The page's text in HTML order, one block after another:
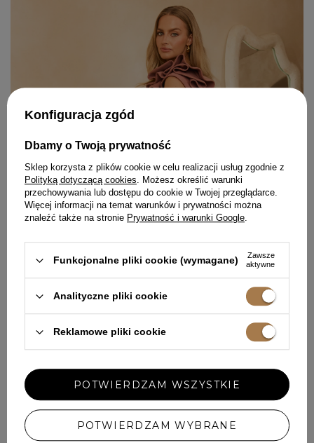
Konfiguracja zgód
Dbamy o Twoją prywatność
Sklep korzysta z plików cookie w celu realizacji usług zgodnie z
Polityką dotyczącą cookies. Możesz określić warunki
przechowywania lub dostępu do cookie w Twojej przeglądarce.
Więcej informacji na temat warunków i prywatności można
znaleźć także na stronie Prywatność i warunki Google.
Funkcjonalne pliki cookie (wymagane)
Zawsze
aktywne
Analityczne pliki cookie
Reklamowe pliki cookie
POTWIERDZAM WYBRANE
POTWIERDZAM WSZYSTKIE